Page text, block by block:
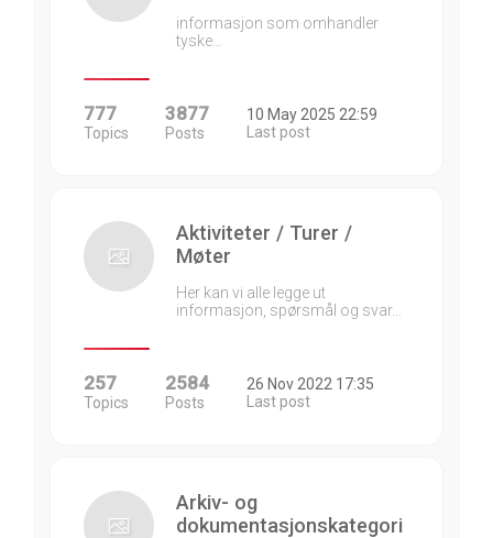
informasjon som omhandler
tyske…
777
Topics
3877
Posts
10 May 2025 22:59
Last post
Aktiviteter / Turer /
Møter
Her kan vi alle legge ut
informasjon, spørsmål og svar…
257
Topics
2584
Posts
26 Nov 2022 17:35
Last post
Arkiv- og
dokumentasjonskategori